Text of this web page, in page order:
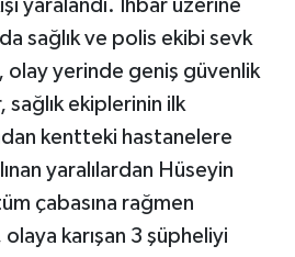
yaralandı. İhbar üzerine
sağlık ve polis ekibi sevk
olay yerinde geniş güvenlik
sağlık ekiplerinin ilk
kentteki hastanelere
yaralılardan Hüseyin
çabasına rağmen
olaya karışan 3 şüpheliyi